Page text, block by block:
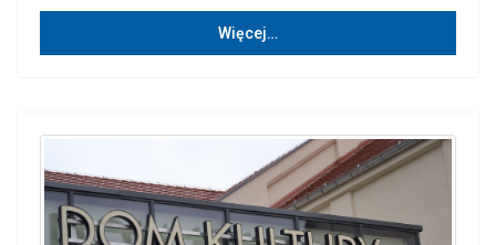
Więcej…